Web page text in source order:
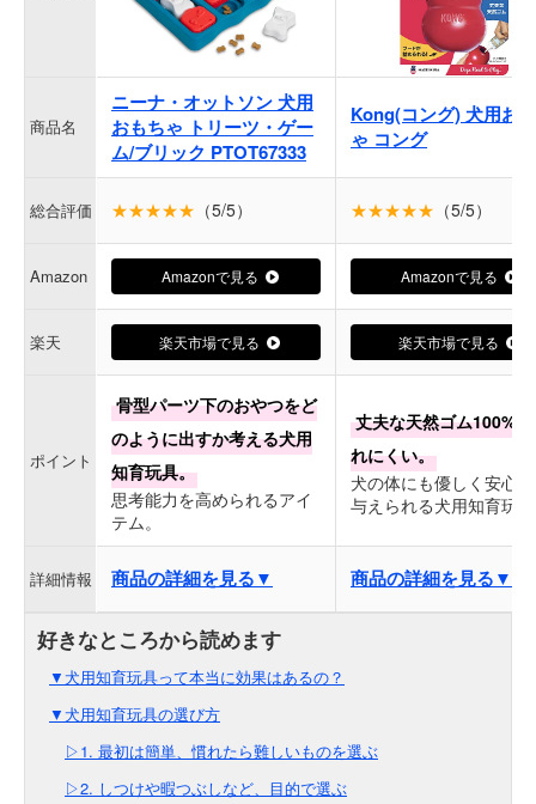
商品名
ニーナ・オットソン 犬用
おもちゃ トリーツ・ゲー
ム/ブリック PTOT67333
Kong(コング) 犬用お
ゃ コング
総合評価 ★★★★★ （5/5） ★★★★★ （5/5）
Amazon Amazonで見る Amazonで見る
楽天 楽天市場で見る 楽天市場で見る
ポイント
骨型パーツ下のおやつをど
のように出すか考える犬用
知育玩具。
思考能力を高められるアイ
テム。
丈夫な天然ゴム100%
れにくい。
犬の体にも優しく安心
与えられる犬用知育玩
詳細情報 商品の詳細を見る▼ 商品の詳細を見る▼
▼犬用知育玩具って本当に効果はあるの？
▼犬用知育玩具の選び方
▷1. 最初は簡単、慣れたら難しいものを選ぶ
▷2. しつけや暇つぶしなど、目的で選ぶ